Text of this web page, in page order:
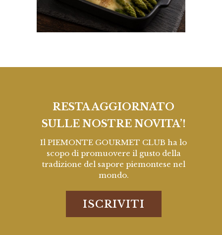
RESTA AGGIORNATO
SULLE NOSTRE NOVITA’!
Il PIEMONTE GOURMET CLUB ha lo
scopo di promuovere il gusto della
tradizione del sapore piemontese nel
mondo.
ISCRIVITI